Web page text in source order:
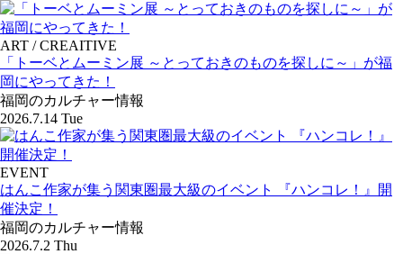
ART / CREAITIVE
「トーベとムーミン展 ～とっておきのものを探しに～」が福
岡にやってきた！
福岡のカルチャー情報
2026.7.14 Tue
EVENT
はんこ作家が集う関東圏最大級のイベント 『ハンコレ！』開
催決定！
福岡のカルチャー情報
2026.7.2 Thu